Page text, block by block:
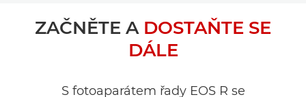
PřehledZAČNĚTE A DOSTAŇTE SE
DÁLE
S fotoaparátem řady EOS R se